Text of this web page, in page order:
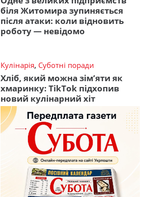
біля Житомира зупиняється
після атаки: коли відновить
роботу — невідомо
Кулінарія, Суботні поради
Хліб, який можна зім’яти як
хмаринку: TikTok підхопив
новий кулінарний хіт